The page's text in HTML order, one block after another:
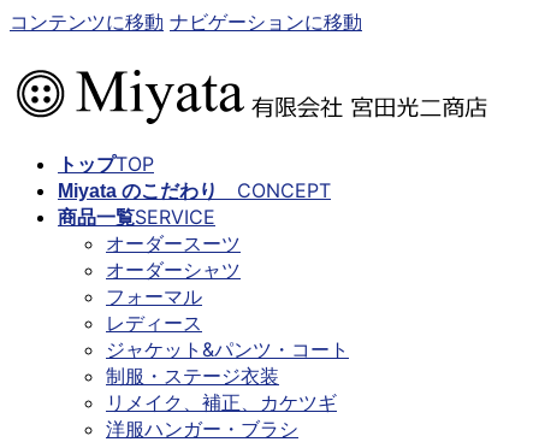
コンテンツに移動 ナビゲーションに移動
トップTOP
Miyata のこだわり CONCEPT
商品一覧SERVICE
オーダースーツ
オーダーシャツ
フォーマル
レディース
ジャケット&パンツ・コート
制服・ステージ衣装
リメイク、補正、カケツギ
洋服ハンガー・ブラシ